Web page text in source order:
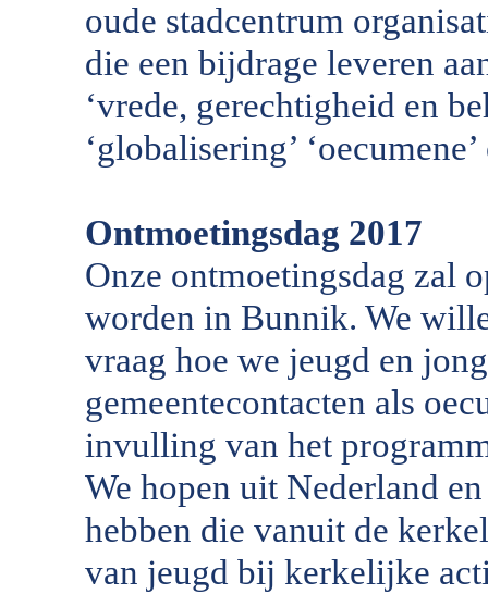
oude stadcentrum
die een bijdrage leveren
‘vrede, gerechtigheid en
‘globalisering’
Ontmoetingsdag 2017
Onze ontmoetingsdag zal
worden in Bunnik. We
vraag hoe we jeugd en
gemeentecontacten als
invulling van het
We hopen uit Nederland
hebben die vanuit de
van jeugd bij kerkelijke